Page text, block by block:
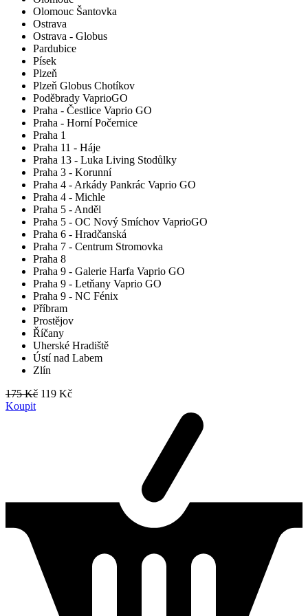
Olomouc Šantovka
Ostrava
Ostrava - Globus
Pardubice
Písek
Plzeň
Plzeň Globus Chotíkov
Poděbrady VaprioGO
Praha - Čestlice Vaprio GO
Praha - Horní Počernice
Praha 1
Praha 11 - Háje
Praha 13 - Luka Living Stodůlky
Praha 3 - Korunní
Praha 4 - Arkády Pankrác Vaprio GO
Praha 4 - Michle
Praha 5 - Anděl
Praha 5 - OC Nový Smíchov VaprioGO
Praha 6 - Hradčanská
Praha 7 - Centrum Stromovka
Praha 8
Praha 9 - Galerie Harfa Vaprio GO
Praha 9 - Letňany Vaprio GO
Praha 9 - NC Fénix
Příbram
Prostějov
Říčany
Uherské Hradiště
Ústí nad Labem
Zlín
175 Kč 119 Kč
Koupit